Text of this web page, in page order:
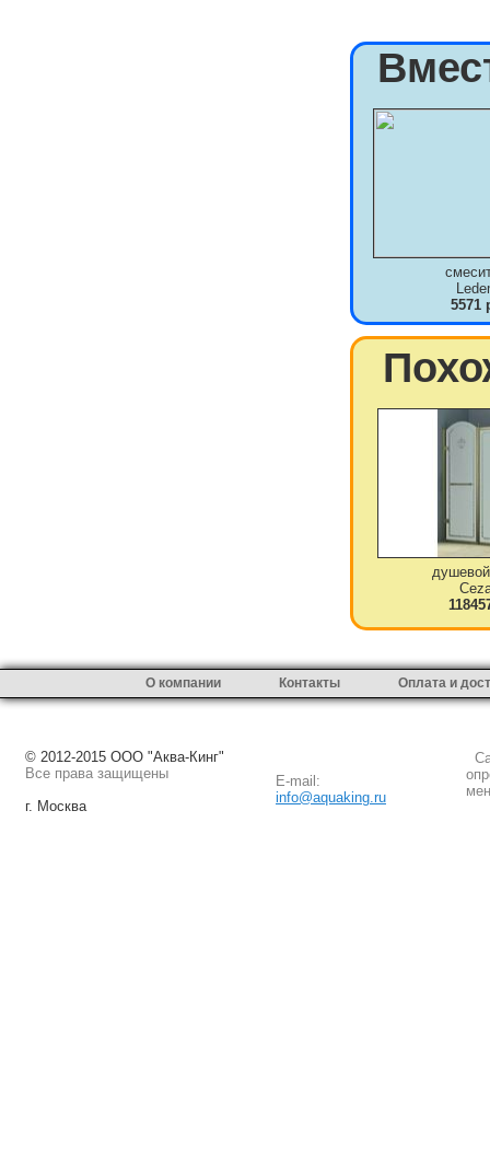
5571
О компании Контакты Оплата и
© 2012-2015 ООО "Аква-Кинг"
Все права защищены
г. Москва
E-mail:
info@aquaking.ru